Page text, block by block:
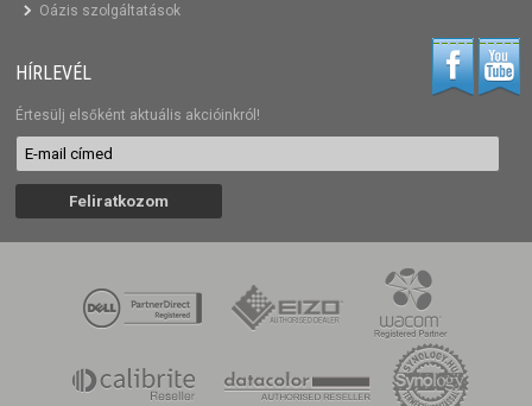
Oázis szolgáltatások
HÍRLEVÉL
Értesülj elsőként aktuális akcióinkról!